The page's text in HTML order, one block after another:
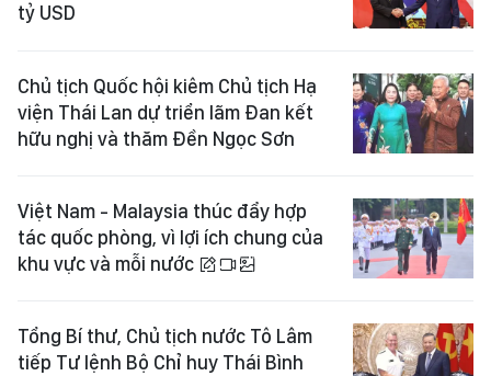
tỷ USD
Chủ tịch Quốc hội kiêm Chủ tịch Hạ
viện Thái Lan dự triển lãm Đan kết
hữu nghị và thăm Đền Ngọc Sơn
Việt Nam - Malaysia thúc đẩy hợp
tác quốc phòng, vì lợi ích chung của
khu vực và mỗi nước
Tổng Bí thư, Chủ tịch nước Tô Lâm
tiếp Tư lệnh Bộ Chỉ huy Thái Bình